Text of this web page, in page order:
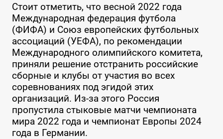
Стоит отметить, что весной 2022 года
Международная федерация футбола
(ФИФА) и Союз европейских футбольных
ассоциаций (УЕФА), по рекомендации
Международного олимпийского комитета,
приняли решение отстранить российские
сборные и клубы от участия во всех
соревнованиях под эгидой этих
организаций. Из-за этого Россия
пропустила стыковые матчи чемпионата
мира 2022 года и чемпионат Европы 2024
года в Германии.